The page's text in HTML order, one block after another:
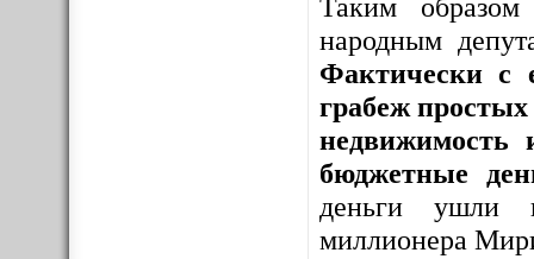
Таким
народным
Фактически с
грабеж
недвижимость
бюджетные
деньги ушли
миллионера